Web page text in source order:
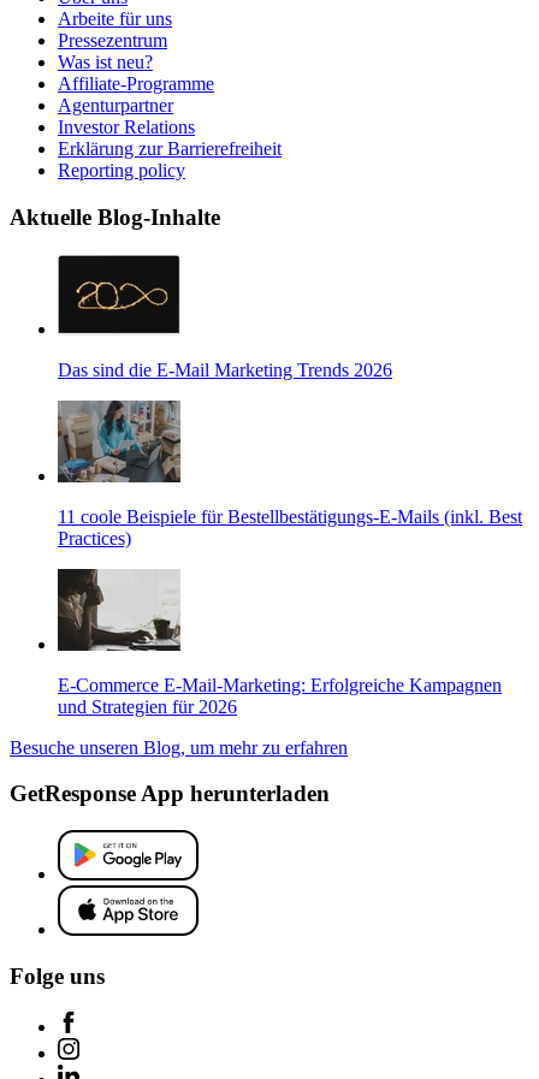
Arbeite für uns
Pressezentrum
Was ist neu?
Affiliate-Programme
Agenturpartner
Investor Relations
Erklärung zur Barrierefreiheit
Reporting policy
Aktuelle Blog-Inhalte
Das sind die E-Mail Marketing Trends 2026
11 coole Beispiele für Bestellbestätigungs-E-Mails (inkl. Best
Practices)
E-Commerce E-Mail-Marketing: Erfolgreiche Kampagnen
und Strategien für 2026
Besuche unseren Blog, um mehr zu erfahren
GetResponse App herunterladen
Folge uns